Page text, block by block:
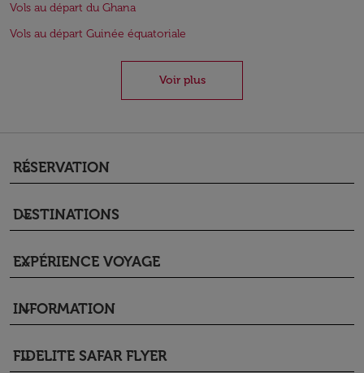
Vols au départ du Ghana
Vols au départ Guinée équatoriale
Voir plus
RÉSERVATION
keyboard_arrow_down
DESTINATIONS
keyboard_arrow_down
EXPÉRIENCE VOYAGE
keyboard_arrow_down
INFORMATION
keyboard_arrow_down
FIDELITE SAFAR FLYER
keyboard_arrow_down